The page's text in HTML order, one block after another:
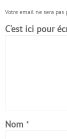
Votre email ne sera pas
C'est ici pour
Nom *